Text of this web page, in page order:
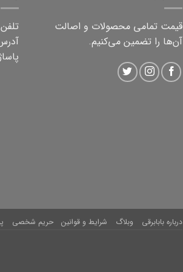
قیمت تمامی محصولات و اصالت
آن‌ها را تضمین می‌کنیم.
تلفن
درباره بابابرقی وبلاگ شرایط و قوانین حریم شخصی